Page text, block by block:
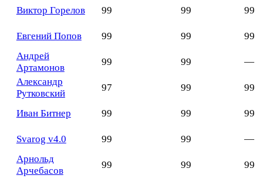
Виктор Горелов 99 99 99
Евгений Попов 99 99
99
Андрей
Артамонов
99 99
—
Александр
Рутковский
97 99 99
Иван Битнер 99 99 99
Svarog v4.0 99 99
—
Арнольд
Арчебасов
99 99 99